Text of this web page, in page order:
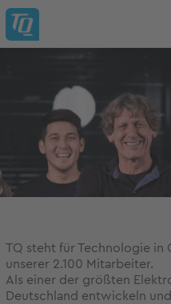
TQ steht für Technologie in
unserer 2.100 Mitarbeiter.
Als einer der größten
Deutschland entwickeln